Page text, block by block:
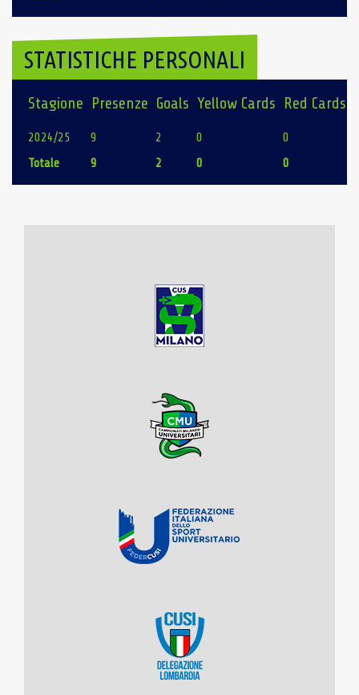
STATISTICHE PERSONALI
Stagione Presenze Goals Yellow Cards Red Cards
2024/25 9 2 0 0
Totale
9 2 0 0